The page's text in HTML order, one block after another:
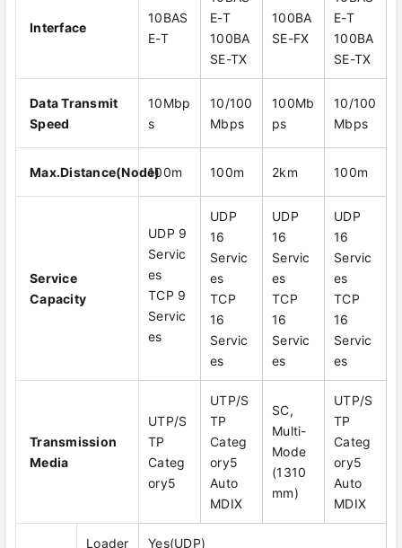
Interface
10BAS
E-T
E-T
100BA
SE-TX
100BA
SE-FX
E-T
100BA
SE-TX
Data Transmit
Speed
10Mbp
s
10/100
Mbps
100Mb
ps
10/100
Mbps
Max.Distance(Node)100m 100m 2km 100m
Service
Capacity
UDP 9
Servic
es
TCP 9
Servic
es
UDP
16
Servic
es
TCP
16
Servic
es
UDP
16
Servic
es
TCP
16
Servic
es
UDP
16
Servic
es
TCP
16
Servic
es
Transmission
Media
UTP/S
TP
Categ
ory5
UTP/S
TP
Categ
ory5
Auto
MDIX
SC,
Multi-
Mode
(1310
mm)
UTP/S
TP
Categ
ory5
Auto
MDIX
Loader Yes(UDP)